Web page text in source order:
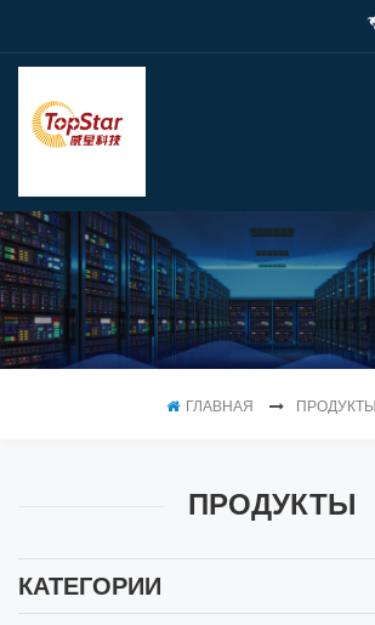
ГЛАВНАЯ ПРОДУКТЫ
ПРОДУКТЫ
КАТЕГОРИИ